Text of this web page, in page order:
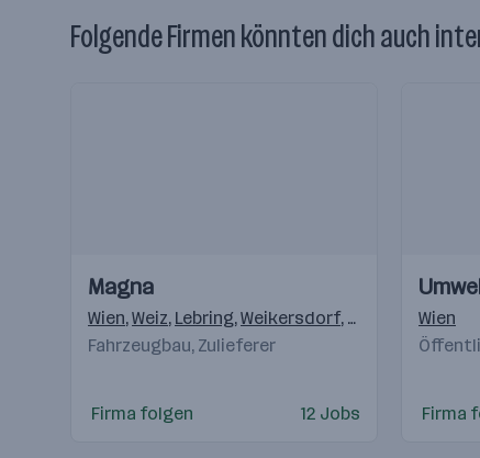
Folgende Firmen könnten dich auch
Videos
Einblicke
Einblicke
Magna
Wien,Weiz, Lebring,Weikersdorf, Krottendorf
Fahrzeugbau, Zulieferer
Firma folgen 12 Jobs
Videos
Einblicke
Einblicke
Wien
Firma